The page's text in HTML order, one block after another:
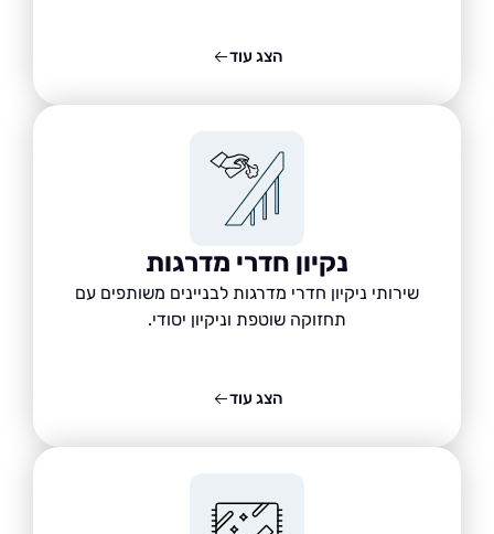
נקיון חדרי מדרגות
שירותי ניקיון חדרי מדרגות לבניינים משותפים עם
תחזוקה שוטפת וניקיון יסודי.